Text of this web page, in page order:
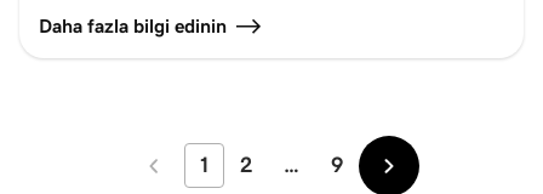
Daha fazla bilgi edinin
Daha
1 2 … 9
Daha